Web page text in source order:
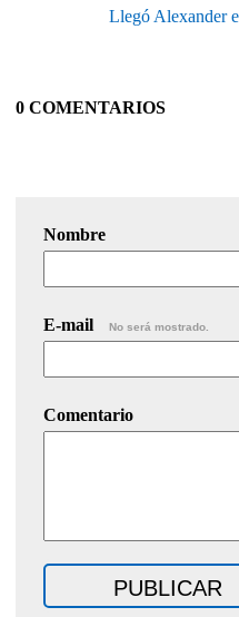
Llegó Alexander
0 COMENTARIOS
Nombre
E-mail No será mostrado.
Comentario